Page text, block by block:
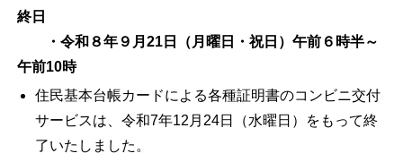
終日
・令和８年９月21日（月曜日・祝日）午前６時半～
午前10時
住民基本台帳カードによる各種証明書のコンビニ交付
サービスは、令和7年12月24日（水曜日）をもって終
了いたしました。